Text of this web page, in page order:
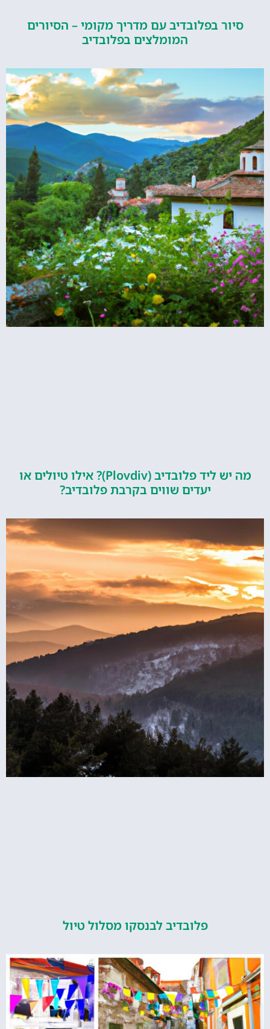
בפלובדיב עם מדריך מקומי – הסיורים
המומלצים בפלובדיב
מה יש ליד פלובדיב (Plovdiv)? אילו טיולים או
יעדים שווים בקרבת פלובדיב?
פלובדיב לבנסקו מסלול טיול